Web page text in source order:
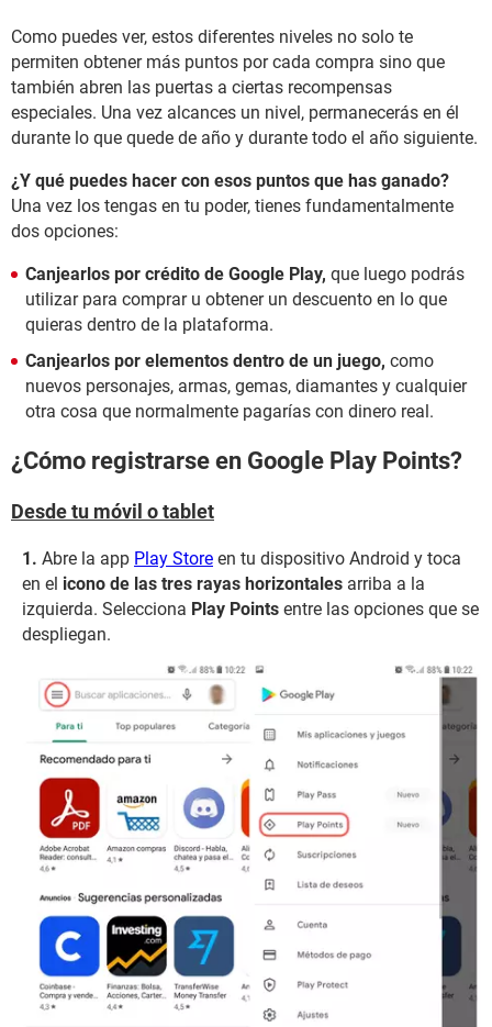
Como puedes ver, estos diferentes niveles no solo te
permiten obtener más puntos por cada compra sino que
también abren las puertas a ciertas recompensas
especiales. Una vez alcances un nivel, permanecerás en él
durante lo que quede de año y durante todo el año siguiente.
¿Y qué puedes hacer con esos puntos que has ganado?
Una vez los tengas en tu poder, tienes fundamentalmente
dos opciones:
Canjearlos por crédito de Google Play, que luego podrás
utilizar para comprar u obtener un descuento en lo que
quieras dentro de la plataforma.
Canjearlos por elementos dentro de un juego, como
nuevos personajes, armas, gemas, diamantes y cualquier
otra cosa que normalmente pagarías con dinero real.
¿Cómo registrarse en Google Play Points?
Desde tu móvil o tablet
Abre la app Play Store en tu dispositivo Android y toca
en el icono de las tres rayas horizontales arriba a la
izquierda. Selecciona Play Points entre las opciones que se
despliegan.